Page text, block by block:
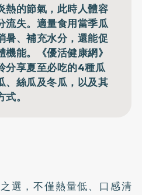
熱的節氣，此時人體容
流失。適量食用當季瓜
暑、補充水分，還能促
能。《優活健康網》
分享夏至必吃的4種瓜
、絲瓜及冬瓜，以及其
。
選，不僅熱量低、口感清